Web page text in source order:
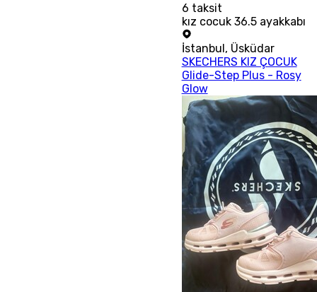
6 taksit
kız cocuk 36.5 ayakkabı
İstanbul, Üsküdar
SKECHERS KIZ ÇOCUK
Glide-Step Plus - Rosy
Glow